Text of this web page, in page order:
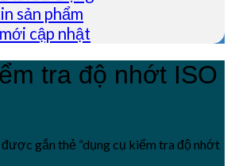
sản phẩm
cập nhật
tra độ nhớt ISO
được gắn thẻ “dụng cụ kiểm tra độ nhớt